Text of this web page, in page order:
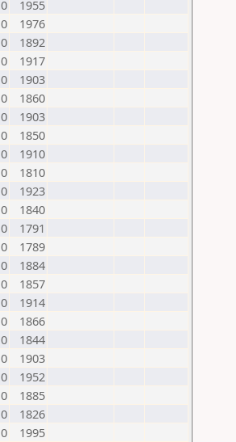
0
1955
0
1976
0
1892
0
1917
0
1903
0
1860
0
1903
0
1850
0
1910
0
1810
0
1923
0
1840
0
1791
0
1789
0
1884
0
1857
0
1914
0
1866
0
1844
0
1903
0
1952
0
1885
0
1826
0
1995